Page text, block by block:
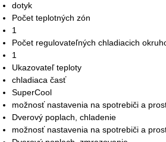
dotyk
Počet teplotných zón
1
Počet regulovateľných chladiacich
1
Ukazovateľ teploty
chladiaca časť
SuperCool
možnosť nastavenia na spotrebiči a
Dverový poplach, chladenie
možnosť nastavenia na spotrebiči a